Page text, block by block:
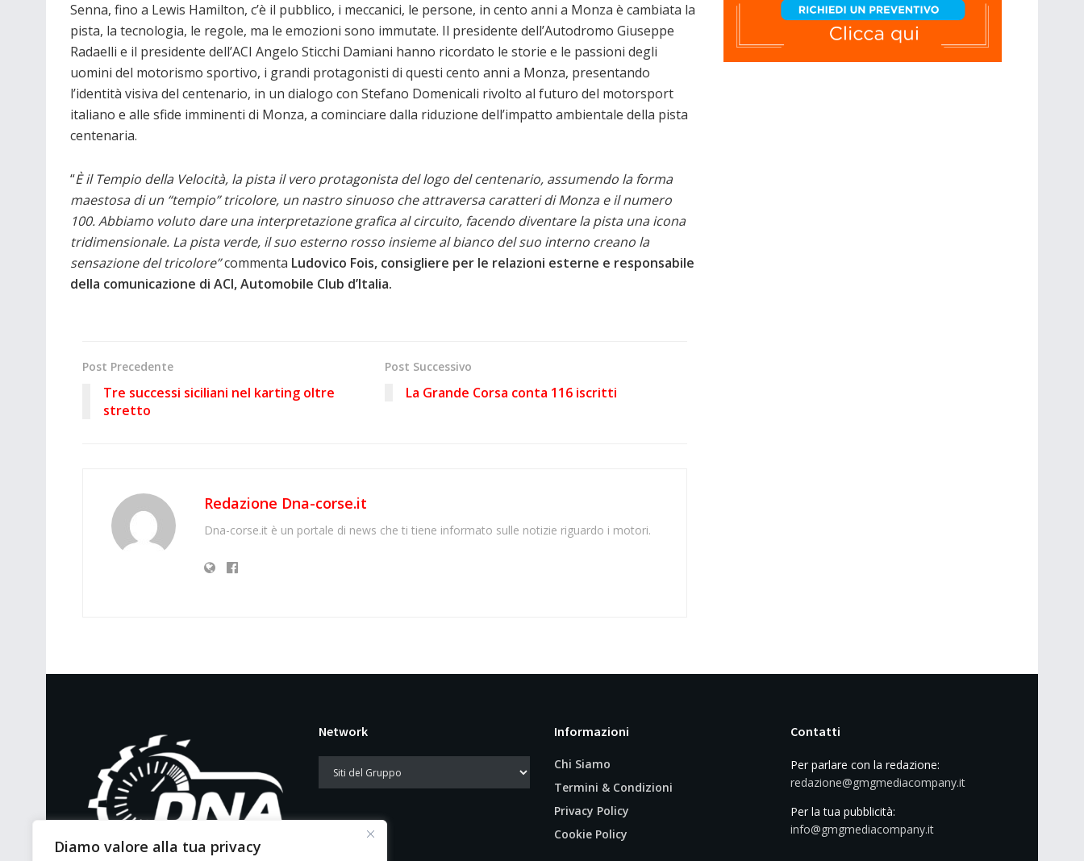
Diamo valore alla tua privacy
Senna, fino a Lewis Hamilton, c’è il pubblico, i meccanici, le persone, in cento anni a Monza è cambiata la
pista, la tecnologia, le regole, ma le emozioni sono immutate. Il presidente dell’Autodromo Giuseppe
Radaelli e il presidente dell’ACI Angelo Sticchi Damiani hanno ricordato le storie e le passioni degli
uomini del motorismo sportivo, i grandi protagonisti di questi cento anni a Monza, presentando
l’identità visiva del centenario, in un dialogo con Stefano Domenicali rivolto al futuro del motorsport
italiano e alle sfide imminenti di Monza, a cominciare dalla riduzione dell’impatto ambientale della pista
centenaria.
“È il Tempio della Velocità, la pista il vero protagonista del logo del centenario, assumendo la forma
maestosa di un “tempio” tricolore, un nastro sinuoso che attraversa caratteri di Monza e il numero
100. Abbiamo voluto dare una interpretazione grafica al circuito, facendo diventare la pista una icona
tridimensionale. La pista verde, il suo esterno rosso insieme al bianco del suo interno creano la
sensazione del tricolore”commenta Ludovico Fois, consigliere per le relazioni esterne e responsabile
della comunicazione di ACI, Automobile Club d’Italia.
Post Precedente
Tre successi siciliani nel karting oltre
stretto
Post Successivo
La Grande Corsa conta 116 iscritti
Redazione Dna-corse.it
Dna-corse.it è un portale di news che ti tiene informato sulle notizie riguardo i motori.
Network Informazioni
Chi Siamo
Termini & Condizioni
Privacy Policy
Cookie Policy
Contatti
Per parlare con la redazione:
redazione@gmgmediacompany.it
Per la tua pubblicità:
info@gmgmediacompany.it